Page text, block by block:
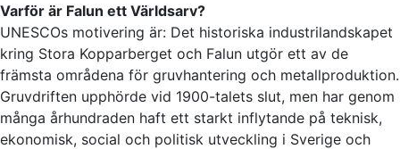
Varför är Falun ett Världsarv?
UNESCOs motivering är: Det historiska industrilandskapet
kring Stora Kopparberget och Falun utgör ett av de
främsta områdena för gruvhantering och metallproduktion.
Gruvdriften upphörde vid 1900-talets slut, men har genom
många århundraden haft ett starkt inflytande på teknisk,
ekonomisk, social och politisk utveckling i Sverige och